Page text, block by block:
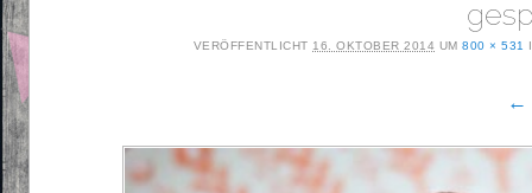
VERÖFFENTLICHT 16. OKTOBER 2014 UM800 × 531
←